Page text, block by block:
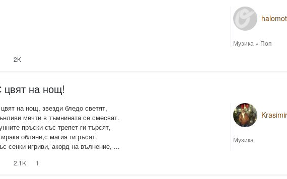
Музика » Поп
2K
цвят на нощ!
на нощ, звезди бледо светят,
мечти в тъмнината се смесват.
пръски със трепет ги търсят,
обляни,с магия ги ръсят.
сенки игриви, акорд на вълнение, ...
Музика
2.1K 1